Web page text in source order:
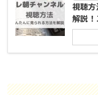
視聴
解説